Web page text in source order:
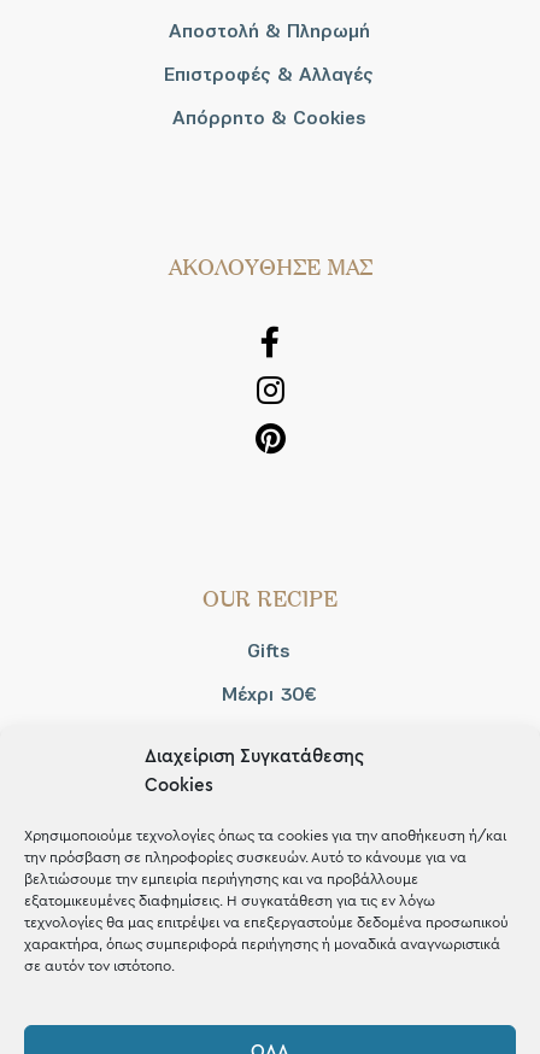
Διαχείριση Συγκατάθεσης
Cookies
Χρησιμοποιούμε τεχνολογίες όπως τα cookies για την αποθήκευση ή/και
την πρόσβαση σε πληροφορίες συσκευών. Αυτό το κάνουμε για να
βελτιώσουμε την εμπειρία περιήγησης και να προβάλλουμε
εξατομικευμένες διαφημίσεις. Η συγκατάθεση για τις εν λόγω
τεχνολογίες θα μας επιτρέψει να επεξεργαστούμε δεδομένα προσωπικού
χαρακτήρα, όπως συμπεριφορά περιήγησης ή μοναδικά αναγνωριστικά
σε αυτόν τον ιστότοπο.
Αποστολή & Πληρωμή
Επιστροφές & Αλλαγές
Απόρρητο & Cookies
AΚΟΛΟΥΘΗΣΕ ΜΑΣ
OUR RECIPE
Gifts
Μέχρι 30€
Shop the look
ΚΑΤΑΣΤΗΜΑ
2421 217300